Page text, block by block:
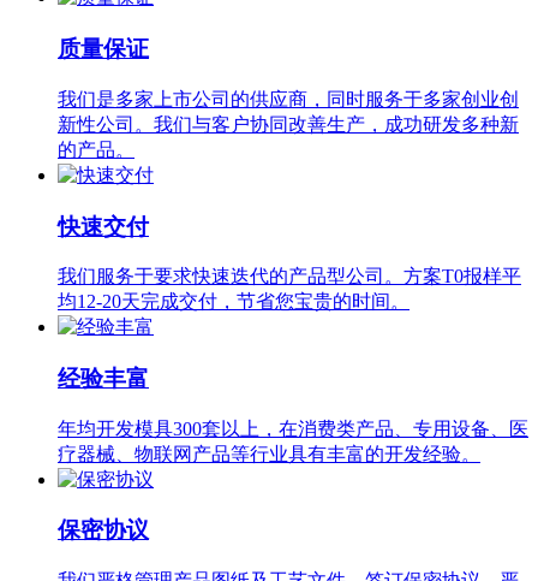
质量保证
我们是多家上市公司的供应商，同时服务于多家创业创
新性公司。我们与客户协同改善生产，成功研发多种新
的产品。
快速交付
我们服务于要求快速迭代的产品型公司。方案T0报样平
均12-20天完成交付，节省您宝贵的时间。
经验丰富
年均开发模具300套以上，在消费类产品、专用设备、医
疗器械、物联网产品等行业具有丰富的开发经验。
保密协议